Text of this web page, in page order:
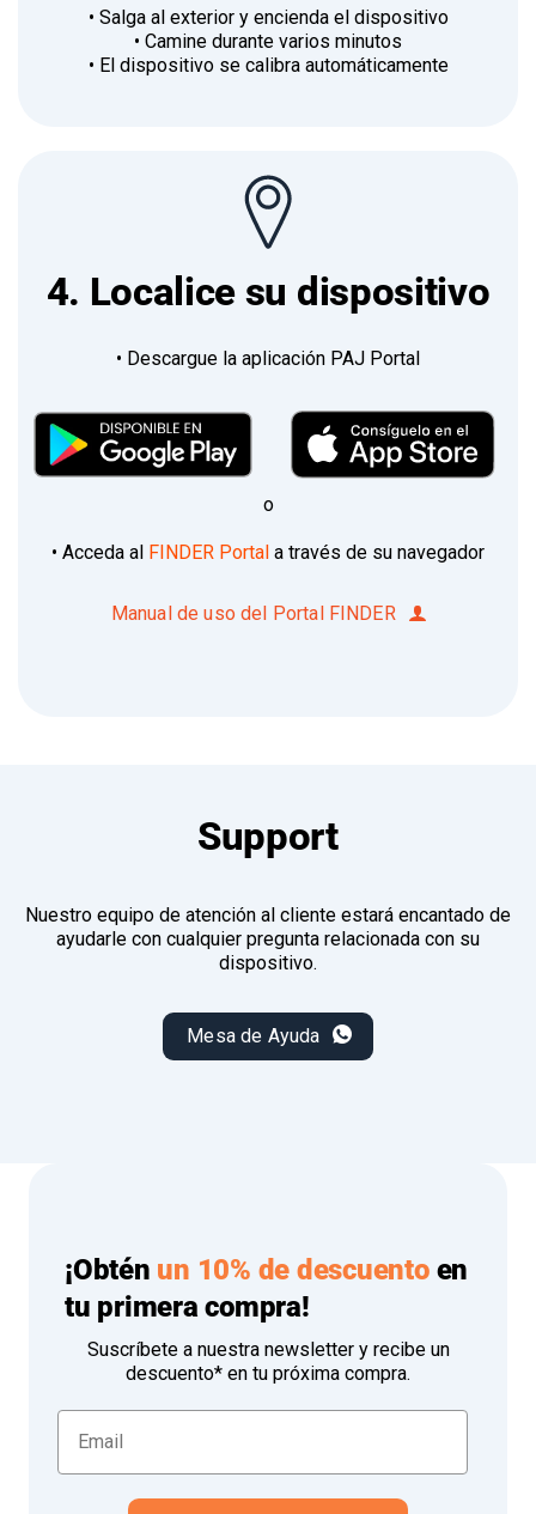
• Salga al exterior y encienda el dispositivo
• Camine durante varios minutos
• El dispositivo se calibra automáticamente
4. Localice su dispositivo
• Descargue la aplicación PAJ Portal
o
• Acceda al FINDER Portal a través de su navegador
Manual de uso del Portal FINDER
Support
Nuestro equipo de atención al cliente estará encantado de
ayudarle con cualquier pregunta relacionada con su
dispositivo.
Mesa de Ayuda
¡Obtén un 10% de descuentoen
tu primera compra!
Suscríbete a nuestra newsletter y recibe un
descuento* en tu próxima compra.